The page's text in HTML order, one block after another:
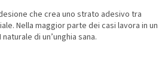
che crea uno strato adesivo tra
Nella maggior parte dei casi lavora in un
di un’unghia sana.